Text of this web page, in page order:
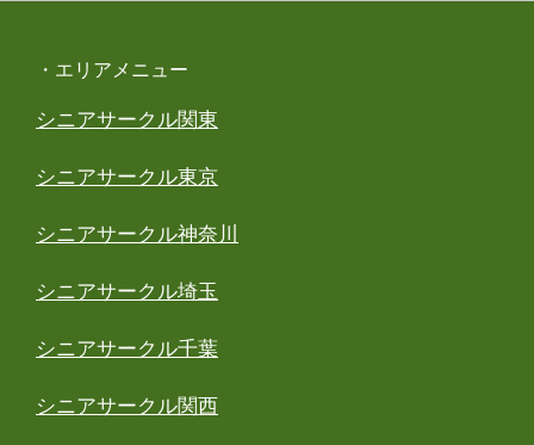
・エリアメニュー
シニアサークル関東
シニアサークル東京
シニアサークル神奈川
シニアサークル埼玉
シニアサークル千葉
シニアサークル関西